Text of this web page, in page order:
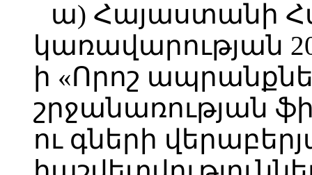
ա) Հայաստանի
կառավարության
ի «Որոշ
շրջանառության
ու գների